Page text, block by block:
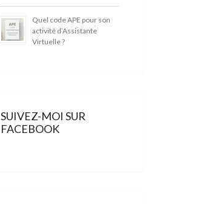
Quel code APE pour son
activité d’Assistante
Virtuelle ?
SUIVEZ-MOI SUR
FACEBOOK